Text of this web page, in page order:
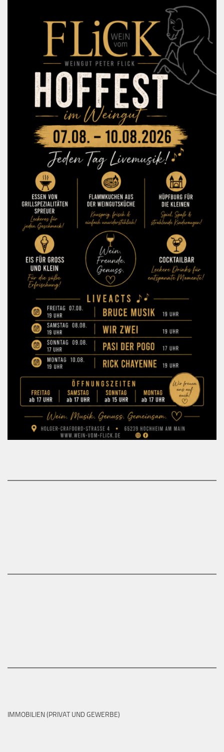
IMMOBILIEN (PRIVAT UND GEWERBE)